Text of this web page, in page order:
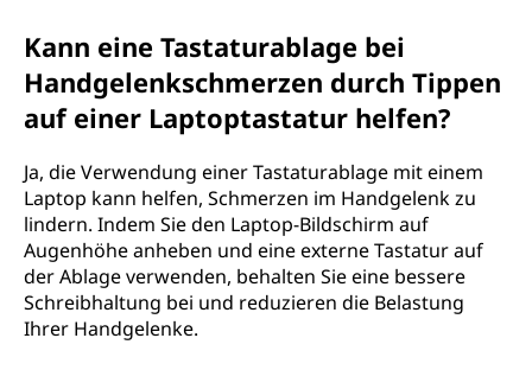
Kann eine Tastaturablage bei
Handgelenkschmerzen durch Tippen
auf einer Laptoptastatur helfen?
Ja, die Verwendung einer Tastaturablage mit einem
Laptop kann helfen, Schmerzen im Handgelenk zu
lindern. Indem Sie den Laptop-Bildschirm auf
Augenhöhe anheben und eine externe Tastatur auf
der Ablage verwenden, behalten Sie eine bessere
Schreibhaltung bei und reduzieren die Belastung
Ihrer Handgelenke.